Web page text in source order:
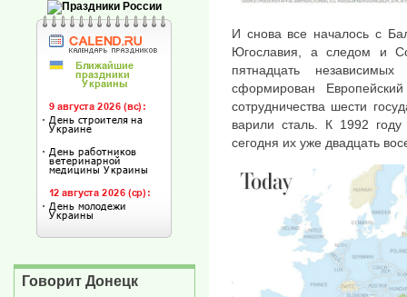
И снова все началось с
Югославия, а следом и
пятнадцать
сформирован
сотрудничества шести
варили сталь. К 1992
сегодня их уже двадцать
Говорит Донецк